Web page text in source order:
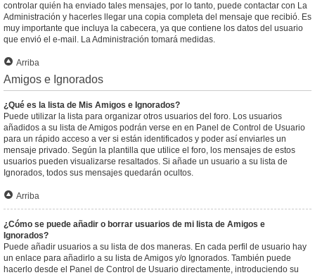
controlar quién ha enviado tales mensajes, por lo tanto, puede contactar con La
Administración y hacerles llegar una copia completa del mensaje que recibió. Es
muy importante que incluya la cabecera, ya que contiene los datos del usuario
que envió el e-mail. La Administración tomará medidas.
Arriba
Amigos e Ignorados
¿Qué es la lista de Mis Amigos e Ignorados?
Puede utilizar la lista para organizar otros usuarios del foro. Los usuarios
añadidos a su lista de Amigos podrán verse en en Panel de Control de Usuario
para un rápido acceso a ver si están identificados y poder así enviarles un
mensaje privado. Según la plantilla que utilice el foro, los mensajes de estos
usuarios pueden visualizarse resaltados. Si añade un usuario a su lista de
Ignorados, todos sus mensajes quedarán ocultos.
Arriba
¿Cómo se puede añadir o borrar usuarios de mi lista de Amigos e
Ignorados?
Puede añadir usuarios a su lista de dos maneras. En cada perfil de usuario hay
un enlace para añadirlo a su lista de Amigos y/o Ignorados. También puede
hacerlo desde el Panel de Control de Usuario directamente, introduciendo su